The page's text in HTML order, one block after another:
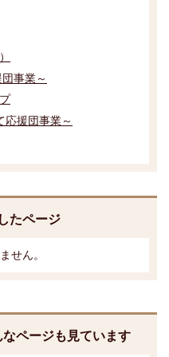
事業～
応援団事業～
たページ
せん。
ページも見ています